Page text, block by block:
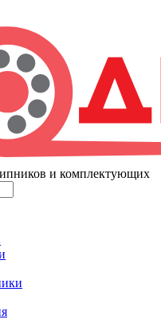
и комплектующих